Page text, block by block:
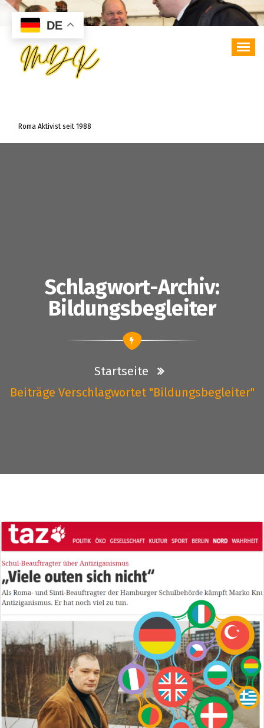
Zum
Inhalt
springen
Roma Aktivist seit 1988
Schlagwort-Archiv:
Bildungsbegleiter
Startseite
Beiträge Verschlagwortet "Bildungsbegleiter"
DE